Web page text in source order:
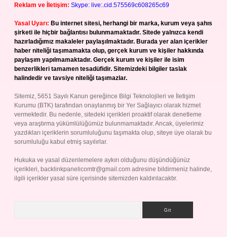
Reklam ve İletişim: Skype: live:.cid.575569c608265c69
Yasal Uyarı: Bu internet sitesi, herhangi bir marka, kurum veya şahıs
şirketi ile hiçbir bağlantısı bulunmamaktadır. Sitede yalnızca kendi
hazırladığımız makaleler paylaşılmaktadır. Burada yer alan içerikler
haber niteliği taşımamakta olup, gerçek kurum ve kişiler hakkında
paylaşım yapılmamaktadır. Gerçek kurum ve kişiler ile isim
benzerlikleri tamamen tesadüfidir. Sitemizdeki bilgiler taslak
halindedir ve tavsiye niteliği taşımazlar.
Sitemiz, 5651 Sayılı Kanun gereğince Bilgi Teknolojileri ve İletişim
Kurumu (BTK) tarafından onaylanmış bir Yer Sağlayıcı olarak hizmet
vermektedir. Bu nedenle, sitedeki içerikleri proaktif olarak denetleme
veya araştırma yükümlülüğümüz bulunmamaktadır. Ancak, üyelerimiz
yazdıkları içeriklerin sorumluluğunu taşımakta olup, siteye üye olarak bu
sorumluluğu kabul etmiş sayılırlar.
Hukuka ve yasal düzenlemelere aykırı olduğunu düşündüğünüz
içerikleri, backlinkpanelicomtr@gmail.com adresine bildirmeniz halinde,
ilgili içerikler yasal süre içerisinde sitemizden kaldırılacaktır.